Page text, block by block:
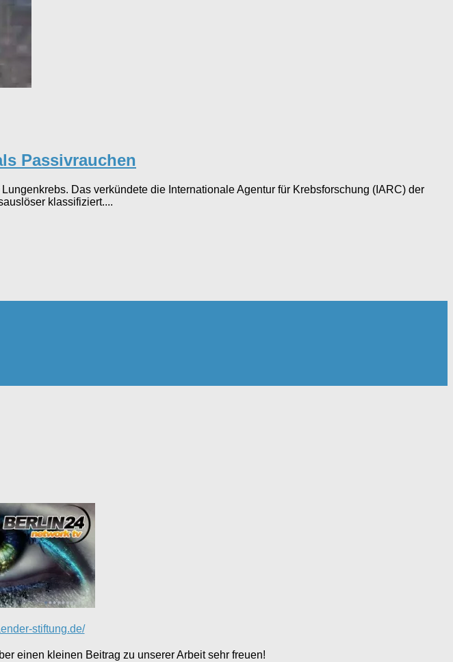
Passivrauchen
Das verkündete die Internationale Agentur für Krebsforschung (IARC) der
klassifiziert....
stiftung.de/
einen kleinen Beitrag zu unserer Arbeit sehr freuen!